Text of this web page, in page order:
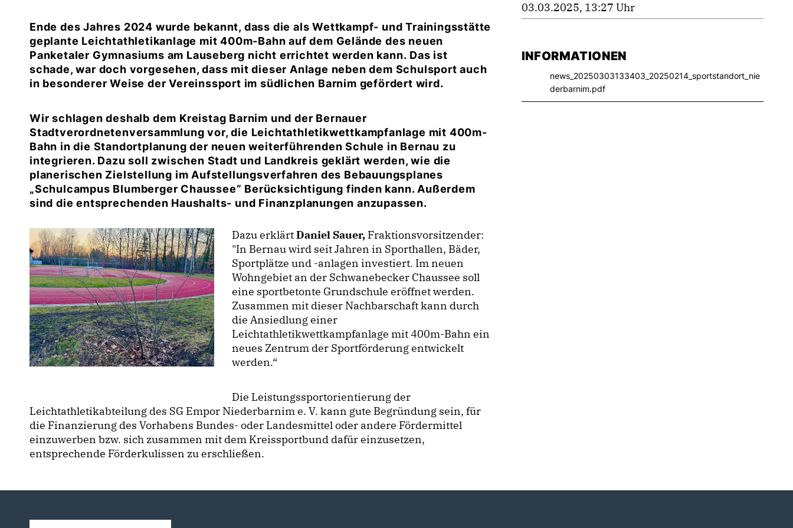
Ende des Jahres 2024 wurde bekannt, dass die als Wettkampf- und Trainingsstätte
geplante Leichtathletikanlage mit 400m-Bahn auf dem Gelände des neuen
Panketaler Gymnasiums am Lauseberg nicht errichtet werden kann. Das ist
schade, war doch vorgesehen, dass mit dieser Anlage neben dem Schulsport auch
in besonderer Weise der Vereinssport im südlichen Barnim gefördert wird.
Wir schlagen deshalb dem Kreistag Barnim und der Bernauer
Stadtverordnetenversammlung vor, die Leichtathletikwettkampfanlage mit 400m-
Bahn in die Standortplanung der neuen weiterführenden Schule in Bernau zu
integrieren. Dazu soll zwischen Stadt und Landkreis geklärt werden, wie die
planerischen Zielstellung im Aufstellungsverfahren des Bebauungsplanes
Schulcampus Blumberger Chaussee“ Berücksichtigung finden kann. Außerdem
sind die entsprechenden Haushalts- und Finanzplanungen anzupassen.
Dazu erklärtDaniel Sauer, Fraktionsvorsitzender:
"In Bernau wird seit Jahren in Sporthallen, Bäder,
Sportplätze und -anlagen investiert. Im neuen
Wohngebiet an der Schwanebecker Chaussee soll
eine sportbetonte Grundschule eröffnet werden.
Zusammen mit dieser Nachbarschaft kann durch
die Ansiedlung einer
Leichtathletikwettkampfanlage mit 400m-Bahn ein
neues Zentrum der Sportförderung entwickelt
werden.“
Die Leistungssportorientierung der
Leichtathletikabteilung des SG Empor Niederbarnim e. V. kann gute Begründung sein, für
die Finanzierung des Vorhabens Bundes- oder Landesmittel oder andere Fördermittel
einzuwerben bzw. sich zusammen mit dem Kreissportbund dafür einzusetzen,
entsprechende Förderkulissen zu erschließen.
03.03.2025, 13:27 Uhr
INFORMATIONEN
news_20250303133403_20250214_sportstandort_nie
derbarnim.pdf